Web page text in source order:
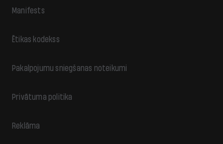
Manifests
Ētikas kodekss
Pakalpojumu sniegšanas noteikumi
Privātuma politika
Reklāma